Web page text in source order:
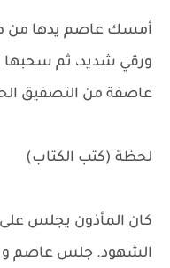
أمسك عاصم يدها من
ورقي شديد، ثم سحبها
عاصفة من التصفيق
لحظة (كتب الكتاب)
كان المأذون يجلس على
الشهود. جلس عاصم